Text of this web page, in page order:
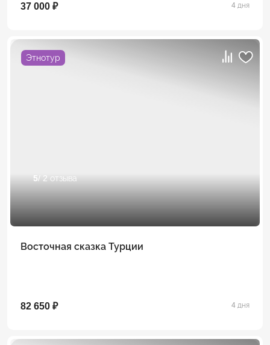
37 000 ₽ 4 дня
Этнотур
5/ 2 отзыва
Восточная сказка Турции
82 650 ₽ 4 дня